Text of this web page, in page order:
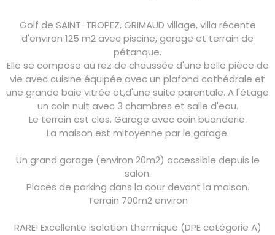
Golf de SAINT-TROPEZ, GRIMAUD village, villa récente
d'environ 125 m2 avec piscine, garage et terrain de
pétanque.
Elle se compose au rez de chaussée d'une belle pièce de
vie avec cuisine équipée avec un plafond cathédrale et
une grande baie vitrée et,d'une suite parentale. A l'étage
un coin nuit avec 3 chambres et salle d'eau.
Le terrain est clos. Garage avec coin buanderie.
La maison est mitoyenne par le garage.
Un grand garage (environ 20m2) accessible depuis le
salon.
Places de parking dans la cour devant la maison.
Terrain 700m2 environ
RARE! Excellente isolation thermique (DPE catégorie A)